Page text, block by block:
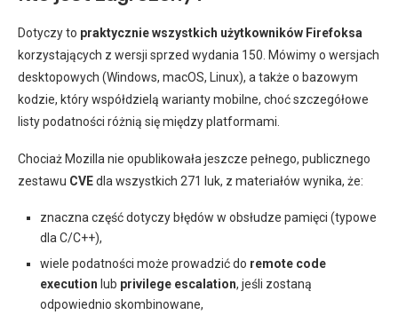
Dotyczy to praktycznie wszystkich użytkowników Firefoksa
korzystających z wersji sprzed wydania 150. Mówimy o wersjach
desktopowych (Windows, macOS, Linux), a także o bazowym
kodzie, który współdzielą warianty mobilne, choć szczegółowe
listy podatności różnią się między platformami.
Chociaż Mozilla nie opublikowała jeszcze pełnego, publicznego
zestawu CVEdla wszystkich 271 luk, z materiałów wynika, że:
znaczna część dotyczy błędów w obsłudze pamięci (typowe
dla C/C++),
wiele podatności może prowadzić do remote code
execution lub privilege escalation, jeśli zostaną
odpowiednio skombinowane,